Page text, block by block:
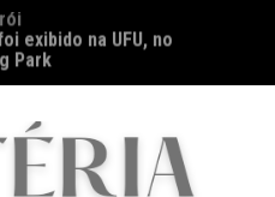
exibido na UFU, no
Park